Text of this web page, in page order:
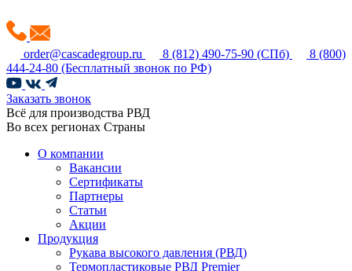
order@cascadegroup.ru 8 (812) 490-75-90 (СПб)
8 (800)
444-24-80 (Бесплатный звонок по РФ)
Заказать звонок
Всё для производства РВД
Во всех регионах Страны
О компании
Вакансии
Сертификаты
Партнеры
Статьи
Акции
Продукция
Рукава высокого давления (РВД)
Термопластиковые РВД Premier